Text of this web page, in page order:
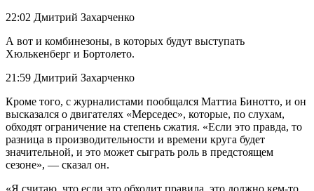
22:02 Дмитрий Захарченко
А вот и комбинезоны, в которых будут выступать
Хюлькенберг и Бортолето.
21:59 Дмитрий Захарченко
Кроме того, с журналистами пообщался Маттиа Бинотто, и он
высказался о двигателях «Мерседес», которые, по слухам,
обходят ограничение на степень сжатия. «Если это правда, то
разница в производительности и времени круга будет
значительной, и это может сыграть роль в предстоящем
сезоне», — сказал он.
«Я считаю, что если это обходит правила, это должно кем-то